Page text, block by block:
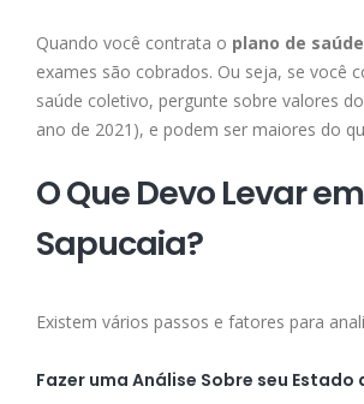
Quando você contrata o plano de
exames são cobrados. Ou seja, se você
saúde coletivo, pergunte sobre valores
ano de 2021), e podem ser maiores do
O Que Devo Levar
Sapucaia?
Existem vários passos e fatores para
Fazer uma Análise Sobre seu